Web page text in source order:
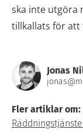
ska inte utgöra
tillkallats för att
Jonas
Fler artiklar om: